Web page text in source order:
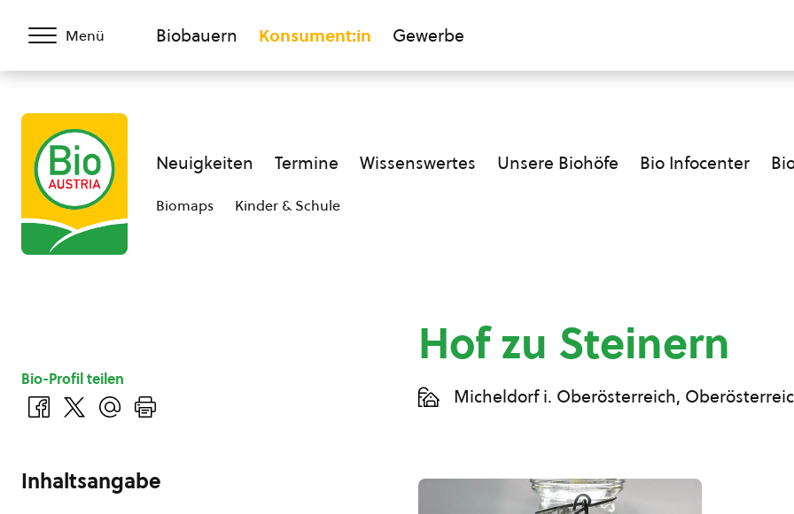
Menü Biobauern Konsument:in Gewerbe
Neuigkeiten Termine Wissenswertes Unsere Biohöfe Bio Infocenter
Biomaps Kinder & Schule
Hof zu Steinern
Micheldorf i. Oberösterreich,
Bio-Profil teilen
Inhaltsangabe